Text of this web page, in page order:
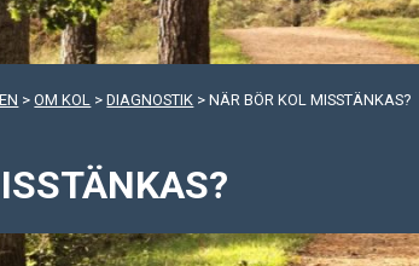
>OM KOL >DIAGNOSTIK >NÄR BÖR KOL MISSTÄNKAS?